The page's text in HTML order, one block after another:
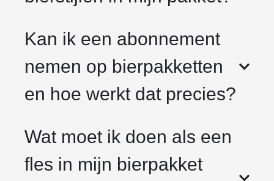
Kan ik een abonnement
nemen op bierpakketten
en hoe werkt dat precies?
Wat moet ik doen als een
fles in mijn bierpakket